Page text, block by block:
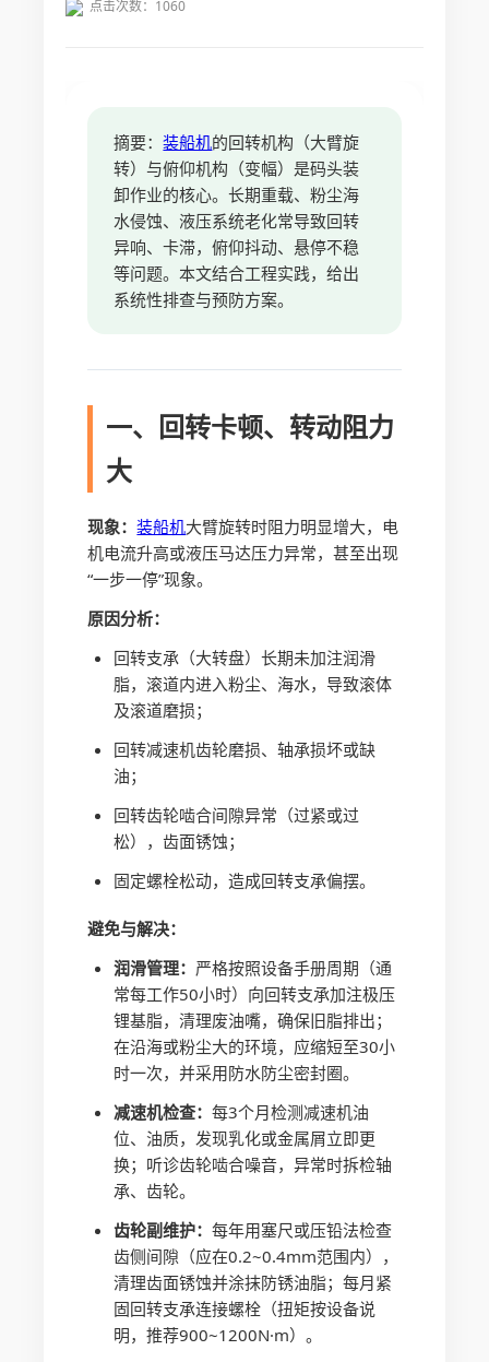
点击次数： 1060
摘要：装船机的回转机构（大臂旋
转）与俯仰机构（变幅）是码头装
卸作业的核心。长期重载、粉尘海
水侵蚀、液压系统老化常导致回转
异响、卡滞，俯仰抖动、悬停不稳
等问题。本文结合工程实践，给出
系统性排查与预防方案。
一、回转卡顿、转动阻力
大
现象：装船机大臂旋转时阻力明显增大，电
机电流升高或液压马达压力异常，甚至出现
“一步一停”现象。
原因分析：
回转支承（大转盘）长期未加注润滑
脂，滚道内进入粉尘、海水，导致滚体
及滚道磨损；
回转减速机齿轮磨损、轴承损坏或缺
油；
回转齿轮啮合间隙异常（过紧或过
松），齿面锈蚀；
固定螺栓松动，造成回转支承偏摆。
避免与解决：
润滑管理： 严格按照设备手册周期（通
常每工作50小时）向回转支承加注极压
锂基脂，清理废油嘴，确保旧脂排出；
在沿海或粉尘大的环境，应缩短至30小
时一次，并采用防水防尘密封圈。
减速机检查：每3个月检测减速机油
位、油质，发现乳化或金属屑立即更
换；听诊齿轮啮合噪音，异常时拆检轴
承、齿轮。
齿轮副维护：每年用塞尺或压铅法检查
齿侧间隙（应在0.2~0.4mm范围内），
清理齿面锈蚀并涂抹防锈油脂；每月紧
固回转支承连接螺栓（扭矩按设备说
明，推荐900~1200N·m）。